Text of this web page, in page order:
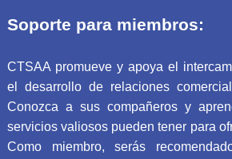
Soporte para miembros:
CTSAA promueve y apoya el
el desarrollo de relaciones
Conozca a sus compañeros y
servicios valiosos pueden tener para
Como miembro, serás